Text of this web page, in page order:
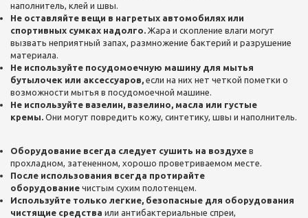
наполнитель, клей и швы.
Не оставляйте вещи в нагретых автомобилях или
спортивных сумках надолго. Жара и скопление влаги могут
вызвать неприятный запах, размножение бактерий и разрушение
материала.
Не используйте посудомоечную машину для мытья
бутылочек или аксессуаров, если на них нет четкой пометки о
возможности мытья в посудомоечной машине.
Не используйте вазелин, вазелино, масла или густые
кремы. Они могут повредить кожу, синтетику, швы и наполнитель.
Оборудование всегда следует сушить на воздухе в
прохладном, затененном, хорошо проветриваемом месте.
После использования всегда протирайте
оборудование чистым сухим полотенцем.
Используйте только легкие, безопасные для оборудования
чистящие средства или антибактериальные спреи,